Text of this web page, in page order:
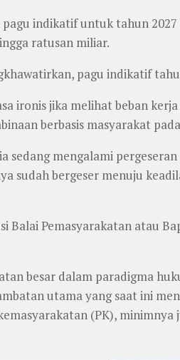
pagu indikatif untuk tahun
ratusan miliar.
pagu indikatif
ironis jika melihat beban
berbasis masyarakat
sedang mengalami
sudah bergeser menuju
Balai Pemasyarakatan atau
besar dalam paradigma
utama yang saat ini
(PK),